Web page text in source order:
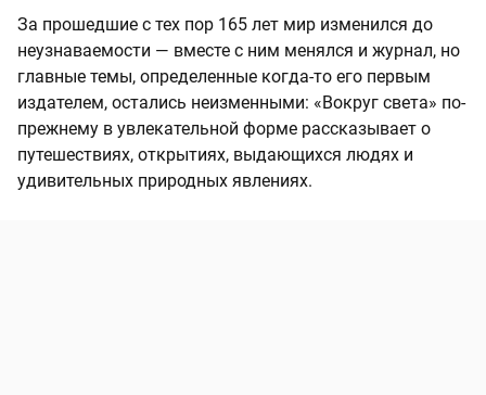
За прошедшие с тех пор 165 лет мир изменился до
неузнаваемости — вместе с ним менялся и журнал, но
главные темы, определенные когда-то его первым
издателем, остались неизменными: «Вокруг света» по-
прежнему в увлекательной форме рассказывает о
путешествиях, открытиях, выдающихся людях и
удивительных природных явлениях.